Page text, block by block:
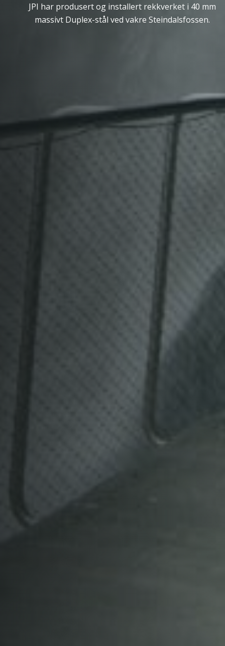
JPI har produsert og installert rekkverket i 40 mm
massivt Duplex-stål ved vakre Steindalsfossen.